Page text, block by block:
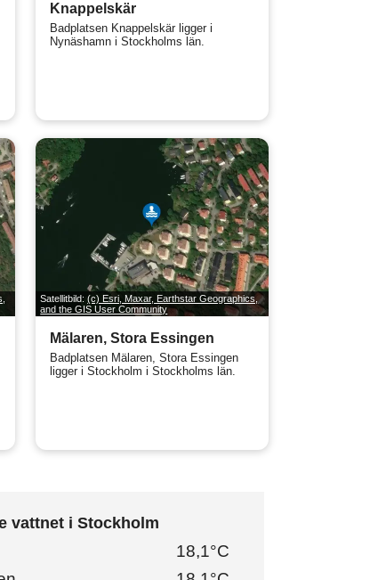
Knappelskär
Badplatsen Knappelskär ligger i
Nynäshamn i Stockholms län.
Satellitbild:(c) Esri, Maxar, Earthstar Geographics,
and the GIS User Community
Mälaren, Stora Essingen
Badplatsen Mälaren, Stora Essingen
ligger i Stockholm i Stockholms län.
vattnet i Stockholm
18,1°C